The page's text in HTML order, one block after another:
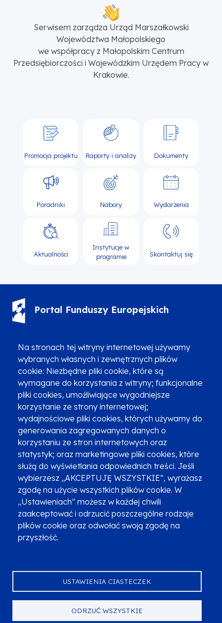
Na stronach tej witryny internetowej używamy
wybranych własnych i zewnętrznych plików
cookie: Niezbędne pliki cookie, które są
wymagane do korzystania z witryny; funkcjonalne
pliki cookies, umożliwiające wygodniejsze
korzystanie ze strony internetowej;
wydajnościowe pliki cookies, których używamy do
generowania zagregowanych danych o
korzystaniu ze stron internetowych oraz
statystyk; oraz marketingowe pliki cookies, które
służą do wyświetlania odpowiednich treści. Jeśli
wybierzesz „AKCEPTUJĘ WSZYSTKIE”, wyrażasz
zgodę na użycie wszystkich plików cookie. W
„Ustawieniach” możesz w każdej chwili
zaakceptować i odrzucić poszczególne rodzaje
plików cookie oraz odwołać swoją zgodę na
przyszłość.
USTAWIENIA CIASTECZEK
ODRZUĆ WSZYSTKIE
Serwisem zarządza Urząd Marszałkowski
Województwa Małopolskiego
we współpracy z Małopolskim Centrum
Przedsiębiorczości i Wojewódzkim Urzędem Pracy w
Krakowie.
Promocja projektu Raporty i analizy Dokumenty
Poradniki Nabory Wydarzenia
Aktualności
Instytucje w
programie
Skontaktuj się
Portal Funduszy Europejskich
Zgłoszenia podejrzenia niezgodności z KPP i KPON
Newsletter
Fundusze SMS-em
Najczęściej zadawane pytania
Promocja projektu
Zobacz inne programy
Poznaj Fundusze 2014-2020
Deklaracja dostępności
Polityka prywatności
Przetwarzanie danych osobowych
Zgłoś błąd Mapa strony
Serwis dofinansowany przez Unię Europejską z programu Fundusze